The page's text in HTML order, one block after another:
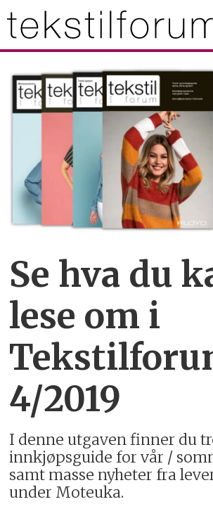
Se hva du
lese om i
4/2019
I denne utgaven finner du
innkjøpsguide for vår /
samt masse nyheter fra
under Moteuka.